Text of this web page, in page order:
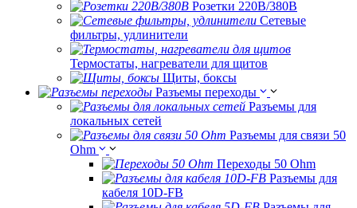
Розетки 220В/380В
Сетевые
фильтры, удлинители
Термостаты, нагреватели для щитов
Щиты, боксы
Разъемы переходы
Разъемы для
локальных сетей
Разъемы для связи 50
Ohm
Переходы 50 Ohm
Разъемы для
кабеля 10D-FB